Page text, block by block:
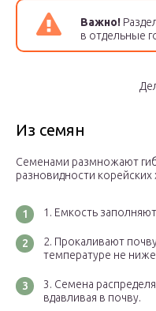
Важно!
в отдельные
Из семян
Семенами размножают
разновидности корейских
Емкость
Прокаливают
температуре не ниже
Семена
вдавливая в почву.